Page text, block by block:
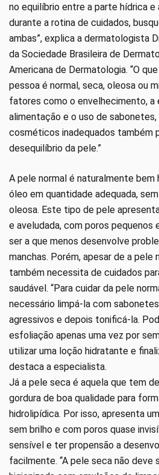
no equilíbrio entre a parte hídrica e
durante a rotina de cuidados,
ambas”, explica a dermatologista
da Sociedade Brasileira de
Americana de Dermatologia. “O
pessoa é normal, seca, oleosa ou
fatores como o envelhecimento, a
alimentação e o uso de sabonetes,
cosméticos inadequados também
desequilíbrio da pele.”
A pele normal é naturalmente bem
óleo em quantidade adequada,
oleosa. Este tipo de pele
e aveludada, com poros pequenos
ser a que menos desenvolve
manchas. Porém, apesar de a pele
também necessita de cuidados
saudável. “Para cuidar da pele
necessário limpá-la com
agressivos e depois tonificá-la.
esfoliação apenas uma vez por
utilizar uma loção hidratante e
destaca a especialista.
Já a pele seca é aquela que tem
gordura de boa qualidade para
hidrolipídica. Por isso, apresenta
sem brilho e com poros quase
sensível e ter propensão a
facilmente. “A pele seca não deve